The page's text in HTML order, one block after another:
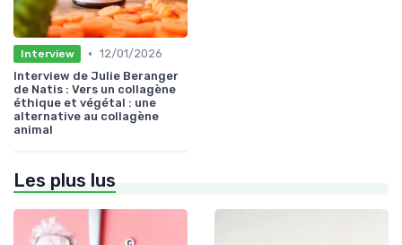
Interview • 12/01/2026
Interview de Julie Beranger
de Natis : Vers un collagène
éthique et végétal : une
alternative au collagène
animal
Les plus lus